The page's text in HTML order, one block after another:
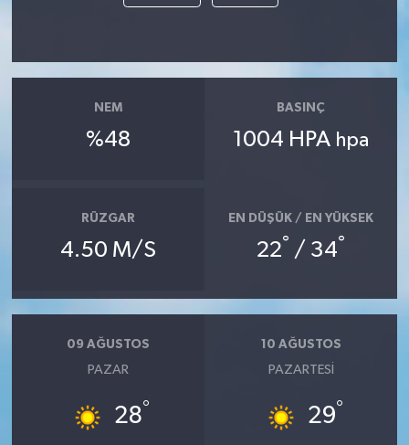
NEM
%48
BASINÇ
1004 HPA hpa
RÜZGAR
4.50 M/S
EN DÜŞÜK / EN YÜKSEK
22° / 34°
09 AĞUSTOS
PAZAR
28°
10 AĞUSTOS
PAZARTESI
29°